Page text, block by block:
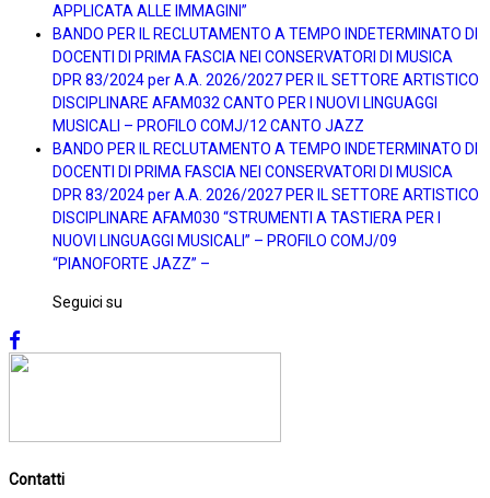
APPLICATA ALLE IMMAGINI”
BANDO PER IL RECLUTAMENTO A TEMPO INDETERMINATO DI
DOCENTI DI PRIMA FASCIA NEI CONSERVATORI DI MUSICA
DPR 83/2024 per A.A. 2026/2027 PER IL SETTORE ARTISTICO
DISCIPLINARE AFAM032 CANTO PER I NUOVI LINGUAGGI
MUSICALI – PROFILO COMJ/12 CANTO JAZZ
BANDO PER IL RECLUTAMENTO A TEMPO INDETERMINATO DI
DOCENTI DI PRIMA FASCIA NEI CONSERVATORI DI MUSICA
DPR 83/2024 per A.A. 2026/2027 PER IL SETTORE ARTISTICO
DISCIPLINARE AFAM030 “STRUMENTI A TASTIERA PER I
NUOVI LINGUAGGI MUSICALI” – PROFILO COMJ/09
“PIANOFORTE JAZZ” –
Seguici su
Contatti